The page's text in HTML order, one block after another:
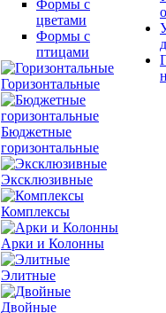
Формы с
цветами
Формы с
птицами
Горизонтальные
Бюджетные
горизонтальные
Эксклюзивные
Комплексы
Арки и Колонны
Элитные
Двойные